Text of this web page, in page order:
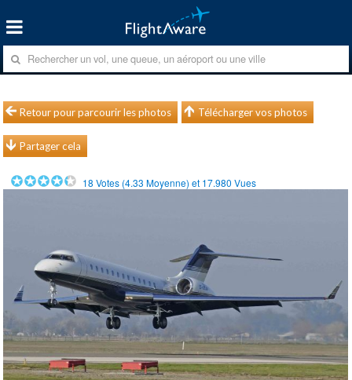
Retour pour parcourir les photos Télécharger vos photos
Partager cela
18 Votes (4.33 Moyenne) et 17.980 Vues